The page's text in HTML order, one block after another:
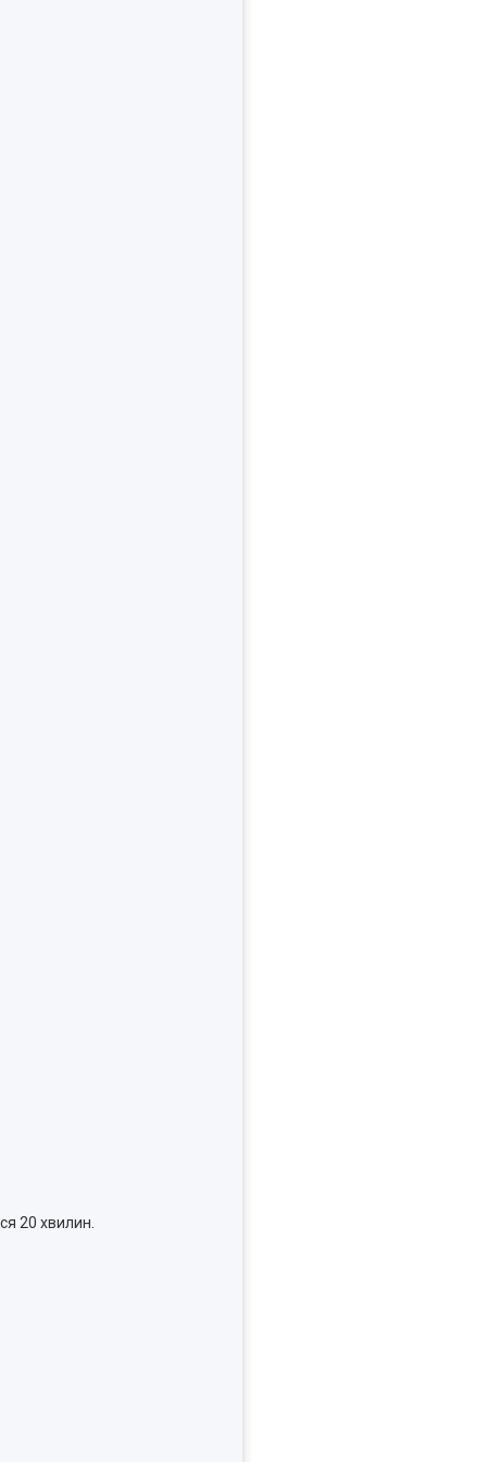
20 хвилин.